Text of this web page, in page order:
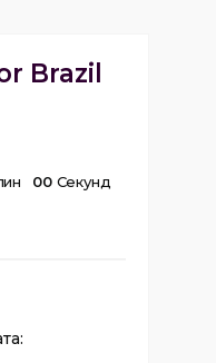
Brazil
00 Секунд